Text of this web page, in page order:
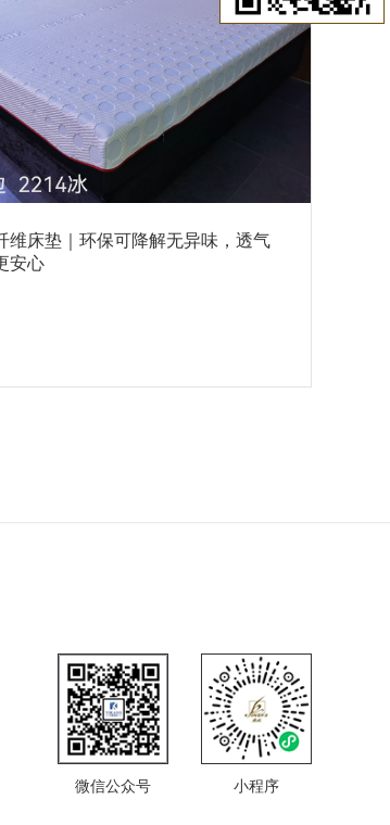
维床垫｜环保可降解无异味，透气
安心
小程序
微信公众号